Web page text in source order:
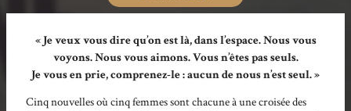
« Je veux vous dire qu’on est là, dans l’espace. Nous vous
voyons. Nous vous aimons. Vous n’êtes pas seuls.
Je vous en prie, comprenez-le : aucun de nous n’est seul. »
Cinq nouvelles où cinq femmes sont chacune à une croisée des